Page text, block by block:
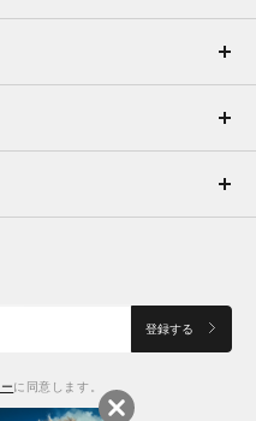
登録する
に同意します。